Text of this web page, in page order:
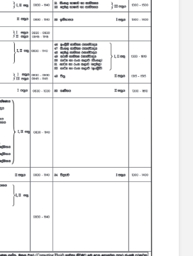
මිලියන 1.5 කට අධික
ග්‍රාහකයින් සම්බන්ධ
Photoshop, Acrobat
2026 යාවත්කාලීනය